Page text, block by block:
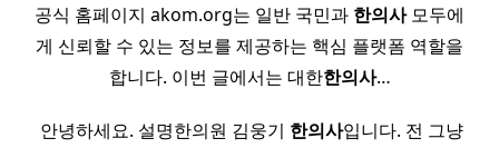
공식 홈페이지 akom.org는 일반 국민과 한의사모두에
게 신뢰할 수 있는 정보를 제공하는 핵심 플랫폼 역할을
합니다. 이번 글에서는 대한한의사…
​ 안녕하세요. 설명한의원 김웅기 한의사입니다. 전 그냥